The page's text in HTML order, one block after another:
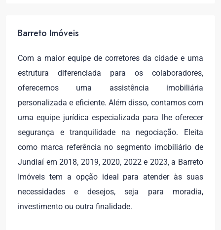
Barreto Imóveis
Com a maior equipe de corretores da cidade e uma
estrutura diferenciada para os colaboradores,
oferecemos uma assistência imobiliária
personalizada e eficiente. Além disso, contamos com
uma equipe jurídica especializada para lhe oferecer
segurança e tranquilidade na negociação. Eleita
como marca referência no segmento imobiliário de
Jundiaí em 2018, 2019, 2020, 2022 e 2023, a Barreto
Imóveis tem a opção ideal para atender às suas
necessidades e desejos, seja para moradia,
investimento ou outra finalidade.